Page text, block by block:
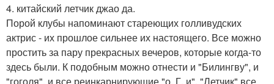
4. китайский летчик джао да.
Порой клубы напоминают стареющих голливудских
актрис - их прошлое сильнее их настоящего. Все можно
простить за пару прекрасных вечеров, которые когда-то
здесь были. К подобным можно отнести и "Билингву", и
"гоголя", и все реинкарнирующие "о. Г. и". "Летчик" все